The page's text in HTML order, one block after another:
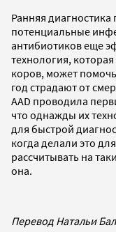
Ранняя
потенциальные
антибиотиков еще
технология,
коров, может
год страдают от
AAD проводила
что однажды их
для быстрой
когда делали это
рассчитывать на
она.
Перевод Натальи